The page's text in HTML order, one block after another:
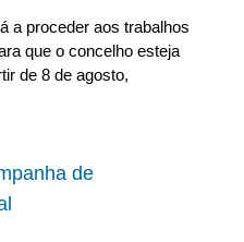
a proceder aos trabalhos
que o concelho esteja
de 8 de agosto,
de